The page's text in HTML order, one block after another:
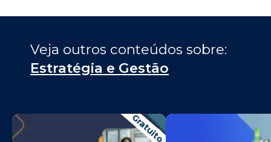
Estratégia e Gestão
Gratuito